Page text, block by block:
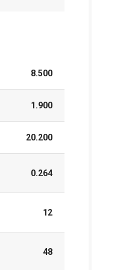
8.500
1.900
20.200
0.264
12
48